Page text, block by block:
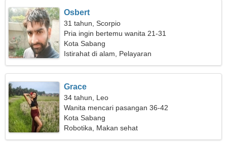
Osbert
31 tahun, Scorpio
Pria ingin bertemu wanita 21-31
Kota Sabang
Istirahat di alam, Pelayaran
Grace
34 tahun, Leo
Wanita mencari pasangan 36-42
Kota Sabang
Robotika, Makan sehat